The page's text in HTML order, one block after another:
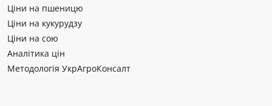
Ціни на пшеницю
Ціни на кукурудзу
Ціни на сою
Аналітика цін
Методологія УкрАгроКонсалт